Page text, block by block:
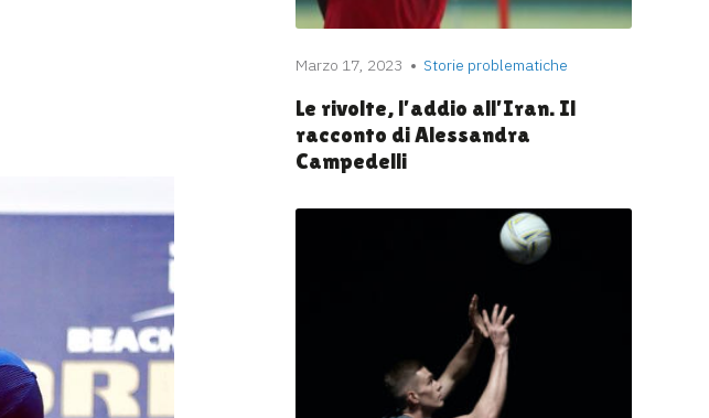
Marzo 17, 2023 Storie problematiche
Le rivolte, l’addio all’Iran. Il
racconto di Alessandra
Campedelli